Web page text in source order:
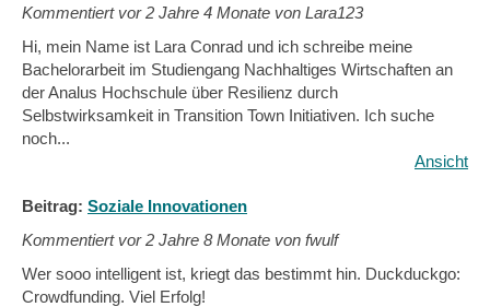
Kommentiert vor2 Jahre 4 Monate von Lara123
Hi, mein Name ist Lara Conrad und ich schreibe meine
Bachelorarbeit im Studiengang Nachhaltiges Wirtschaften an
der Analus Hochschule über Resilienz durch
Selbstwirksamkeit in Transition Town Initiativen. Ich suche
noch...
Ansicht
Beitrag: Soziale Innovationen
Kommentiert vor2 Jahre 8 Monate von fwulf
Wer sooo intelligent ist, kriegt das bestimmt hin. Duckduckgo:
Crowdfunding. Viel Erfolg!